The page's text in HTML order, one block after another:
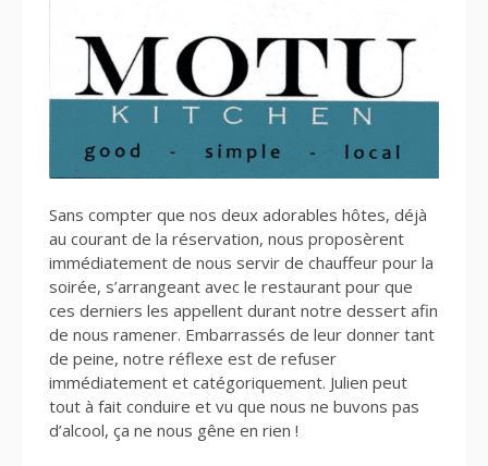
Sans compter que nos deux adorables hôtes, déjà
au courant de la réservation, nous proposèrent
immédiatement de nous servir de chauffeur pour la
soirée, s’arrangeant avec le restaurant pour que
ces derniers les appellent durant notre dessert afin
de nous ramener. Embarrassés de leur donner tant
de peine, notre réflexe est de refuser
immédiatement et catégoriquement. Julien peut
tout à fait conduire et vu que nous ne buvons pas
d’alcool, ça ne nous gêne en rien !